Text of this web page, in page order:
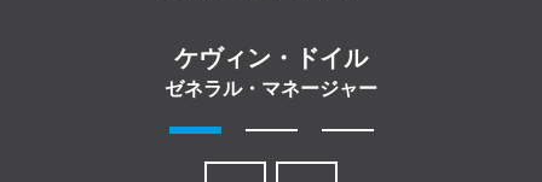
ケヴィン・ドイル
ゼネラル・マネージャー